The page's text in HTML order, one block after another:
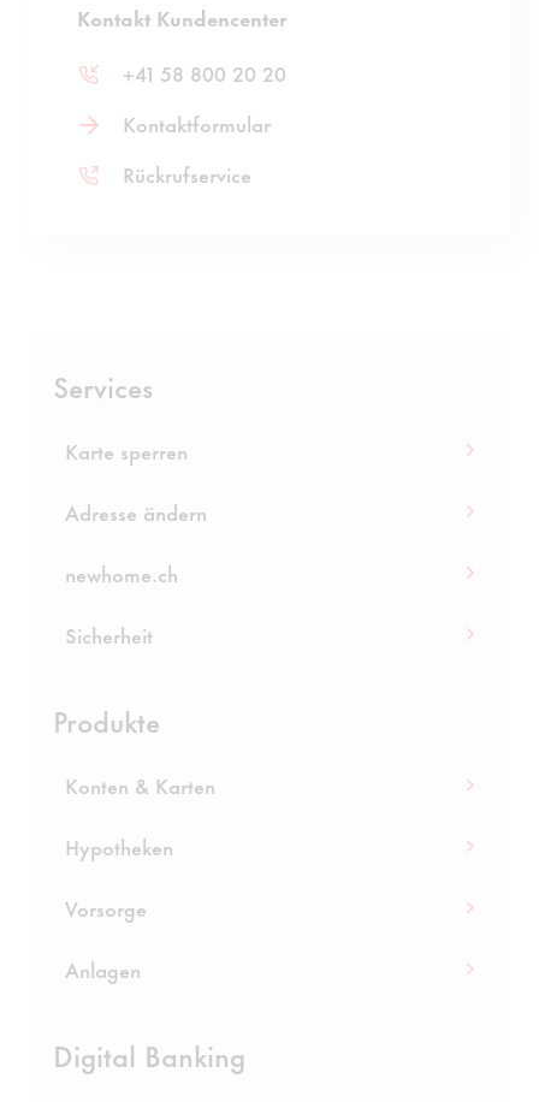
Kontakt Kundencenter
+41 58 800 20 20
Kontaktformular
Rückrufservice
Services
Karte sperren
Adresse ändern
newhome.ch
Sicherheit
Produkte
Konten & Karten
Hypotheken
Vorsorge
Anlagen
Digital Banking